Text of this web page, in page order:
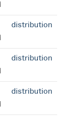
distribution
distribution
distribution